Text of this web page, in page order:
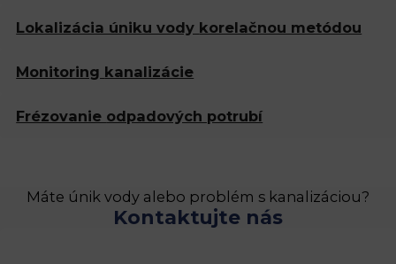
Lokalizácia úniku vody korelačnou metódou
Monitoring kanalizácie
Frézovanie odpadových potrubí
Máte únik vody alebo problém s kanalizáciou?
Kontaktujte nás